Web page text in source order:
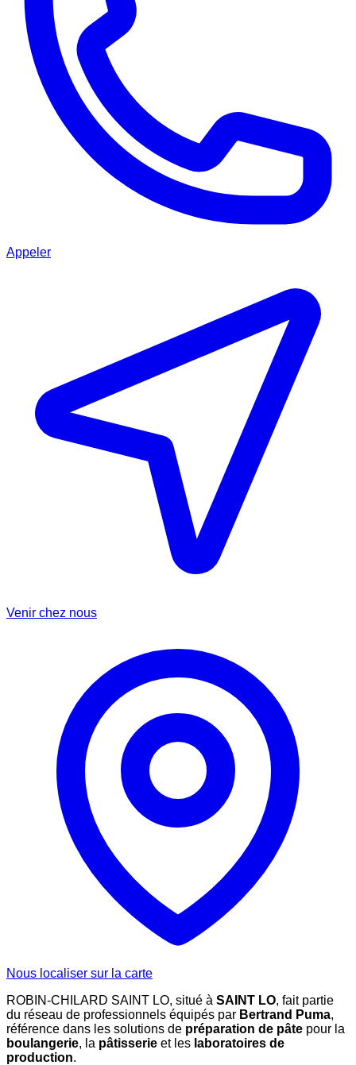
Appeler
Venir chez nous
Nous localiser sur la carte
ROBIN-CHILARD SAINT LO, situé à SAINT LO, fait partie
du réseau de professionnels équipés par Bertrand Puma,
référence dans les solutions de préparation de pâte pour la
boulangerie, la pâtisserie et les laboratoires de
production.